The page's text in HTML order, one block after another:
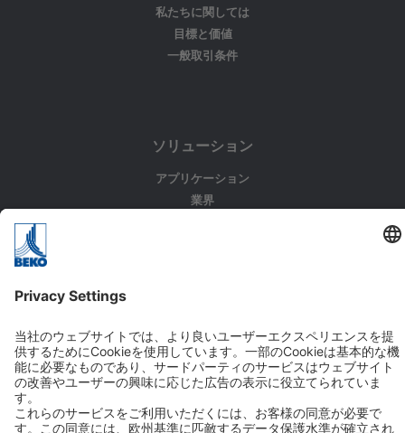
私たちに関しては
目標と価値
一般取引条件
ソリューション
アプリケーション
業界
BEKO TECHNOLOGIES K.K.
Phone: +81 (44) 3287601
Fax: +81 (44) 3287602
Mail: info.jp@beko-technologies.com